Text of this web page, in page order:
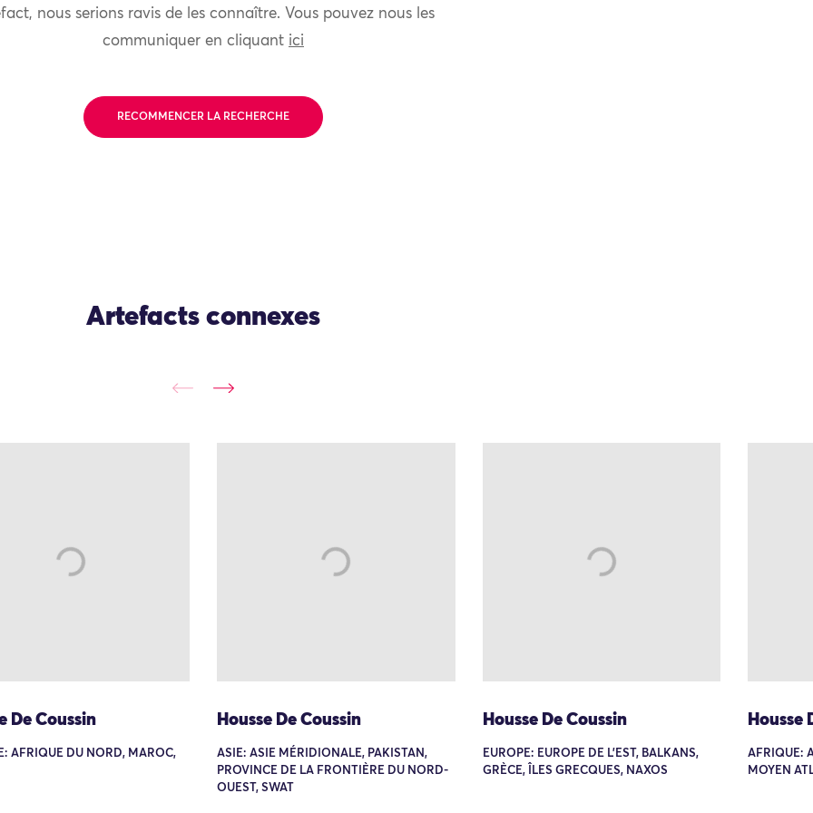
nous serions ravis de les connaître. Vous pouvez nous les
communiquer en cliquant ici
RECOMMENCER LA RECHERCHE
Artefacts connexes
De Coussin
AFRIQUE DU NORD, MAROC,
Housse De Coussin
ASIE: ASIE MÉRIDIONALE, PAKISTAN,
PROVINCE DE LA FRONTIÈRE DU NORD-
OUEST, SWAT
Housse De Coussin
EUROPE: EUROPE DE L'EST, BALKANS,
GRÈCE, ÎLES GRECQUES, NAXOS
Housse
AFRIQUE:
MOYEN